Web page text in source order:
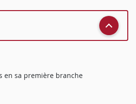
en sa première branche